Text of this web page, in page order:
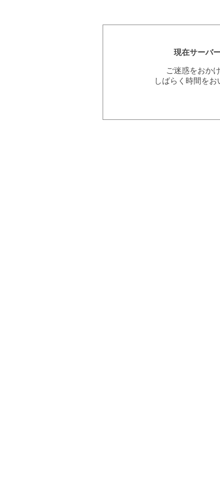
現在サーバ
ご迷惑をおか
しばらく時間を